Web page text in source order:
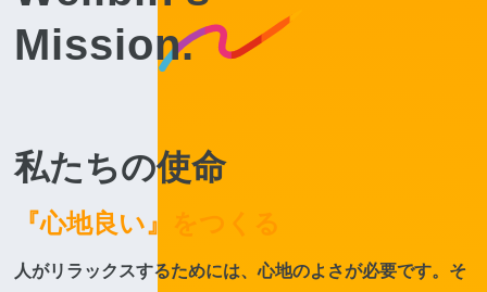
Mission.
私たちの使命
『心地良い』をつくる
人がリラックスするためには、心地のよさが必要です。そ